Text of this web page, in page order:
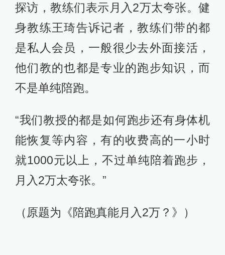
探访，教练们表示月入2万太夸张。健
身教练王琦告诉记者，教练们带的都
是私人会员，一般很少去外面接活，
他们教的也都是专业的跑步知识，而
不是单纯陪跑。
“我们教授的都是如何跑步还有身体机
能恢复等内容，有的收费高的一小时
就1000元以上，不过单纯陪着跑步，
月入2万太夸张。”
（原题为《陪跑真能月入2万？》）